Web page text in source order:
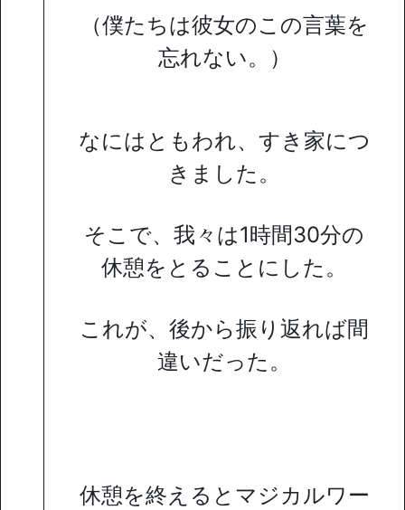
（僕たちは彼女のこの言葉を
忘れない。）
なにはともわれ、すき家につ
きました。
そこで、我々は1時間30分の
休憩をとることにした。
これが、後から振り返れば間
違いだった。
休憩を終えるとマジカルワー